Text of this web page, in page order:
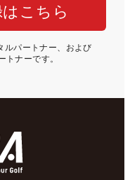
こちら
ルパートナー、および
トナーです。